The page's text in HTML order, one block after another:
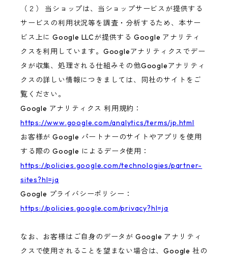
（２） 当ショップは、当ショップサービスが提供する
サービスの利用状況等を調査・分析するため、本サー
ビス上に Google LLCが提供する Google アナリティ
クスを利用しています。Googleアナリティクスでデー
タが収集、処理される仕組みその他Googleアナリティ
クスの詳しい情報につきましては、同社のサイトをご
覧ください。
Google アナリティクス 利用規約：
https://www.google.com/analytics/terms/jp.html
お客様が Google パートナーのサイトやアプリを使用
する際の Google によるデータ使用：
https://policies.google.com/technologies/partner-
sites?hl=ja
Google プライバシーポリシー：
https://policies.google.com/privacy?hl=ja
なお、お客様はご自身のデータが Google アナリティ
クスで使用されることを望まない場合は、Google 社の